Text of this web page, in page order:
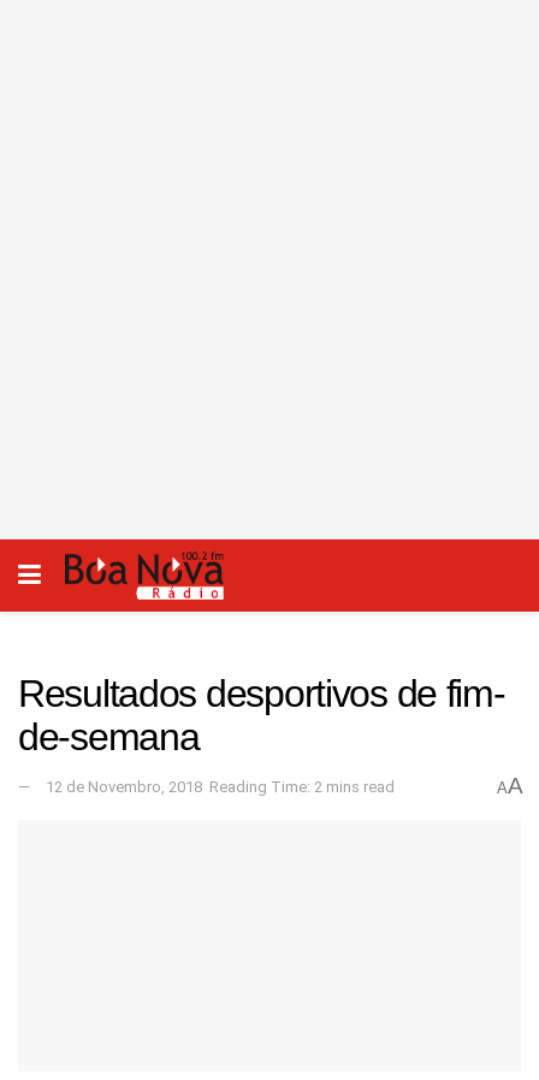
Resultados desportivos de fim-
de-semana
12 de Novembro, 2018 Reading Time: 2 mins read AA